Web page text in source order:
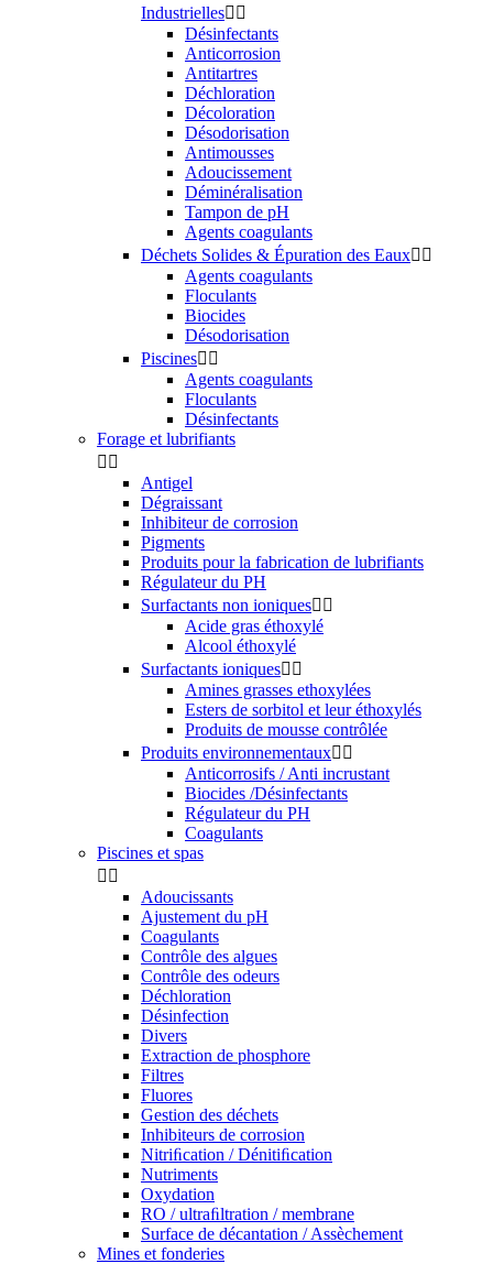
Industrielles 
Désinfectants
Anticorrosion
Antitartres
Déchloration
Décoloration
Désodorisation
Antimousses
Adoucissement
Déminéralisation
Tampon de pH
Agents coagulants
Déchets Solides & Épuration des Eaux 
Agents coagulants
Floculants
Biocides
Désodorisation
Piscines 
Agents coagulants
Floculants
Désinfectants
Forage et lubrifiants
 
Antigel
Dégraissant
Inhibiteur de corrosion
Pigments
Produits pour la fabrication de lubrifiants
Régulateur du PH
Surfactants non ioniques 
Acide gras éthoxylé
Alcool éthoxylé
Surfactants ioniques 
Amines grasses ethoxylées
Esters de sorbitol et leur éthoxylés
Produits de mousse contrôlée
Produits environnementaux 
Anticorrosifs / Anti incrustant
Biocides /Désinfectants
Régulateur du PH
Coagulants
Piscines et spas
 
Adoucissants
Ajustement du pH
Coagulants
Contrôle des algues
Contrôle des odeurs
Déchloration
Désinfection
Divers
Extraction de phosphore
Filtres
Fluores
Gestion des déchets
Inhibiteurs de corrosion
Nitriﬁcation / Dénitiﬁcation
Nutriments
Oxydation
RO / ultraﬁltration / membrane
Surface de décantation / Assèchement
Mines et fonderies